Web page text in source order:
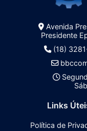
Avenida
Presidente
(18)
Links
Política de